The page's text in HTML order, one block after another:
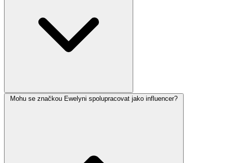
Mohu se značkou Ewelyni spolupracovat jako influencer?